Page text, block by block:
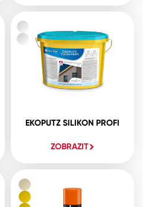
EKOPUTZ SILIKON PROFI
ZOBRAZIT